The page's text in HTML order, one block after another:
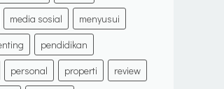
media sosial
menyusui
pendidikan
personal properti
review